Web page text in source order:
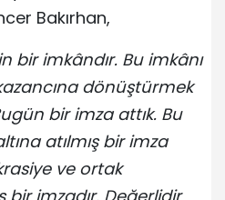
Bakırhan,
bir imkândır. Bu imkânı
dönüştürmek
bir imza attık. Bu
atılmış bir imza
ve ortak